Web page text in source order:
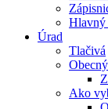
Hlavný
Úrad
Tlačivá
Ako